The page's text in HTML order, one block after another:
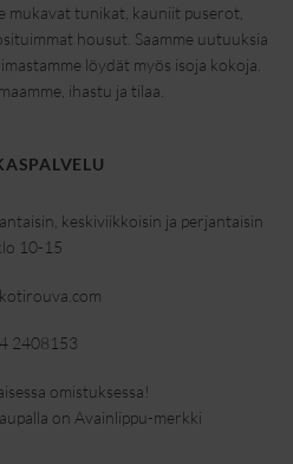
mukavat tunikat, kauniit puserot,
housut. Saamme uutuuksia
löydät myös isoja kokoja.
ihastu ja tilaa.
keskiviikkoisin ja perjantaisin
10-15
2408153
omistuksessa!
on Avainlippu-merkki